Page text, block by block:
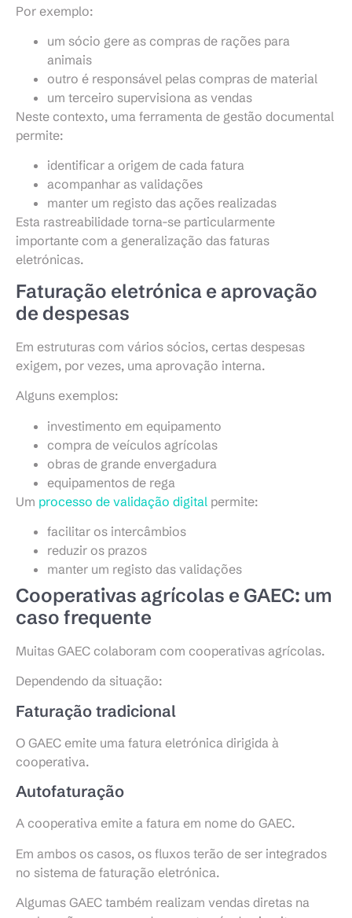
Por exemplo:
um sócio gere as compras de rações para
animais
outro é responsável pelas compras de material
um terceiro supervisiona as vendas
Neste contexto, uma ferramenta de gestão documental
permite:
identificar a origem de cada fatura
acompanhar as validações
manter um registo das ações realizadas
Esta rastreabilidade torna-se particularmente
importante com a generalização das faturas
eletrónicas.
Faturação eletrónica e aprovação
de despesas
Em estruturas com vários sócios, certas despesas
exigem, por vezes, uma aprovação interna.
Alguns exemplos:
investimento em equipamento
compra de veículos agrícolas
obras de grande envergadura
equipamentos de rega
Um processo de validação digital permite:
facilitar os intercâmbios
reduzir os prazos
manter um registo das validações
Cooperativas agrícolas e GAEC: um
caso frequente
Muitas GAEC colaboram com cooperativas agrícolas.
Dependendo da situação:
Faturação tradicional
O GAEC emite uma fatura eletrónica dirigida à
cooperativa.
Autofaturação
A cooperativa emite a fatura em nome do GAEC.
Em ambos os casos, os fluxos terão de ser integrados
no sistema de faturação eletrónica.
Algumas GAEC também realizam vendas diretas na